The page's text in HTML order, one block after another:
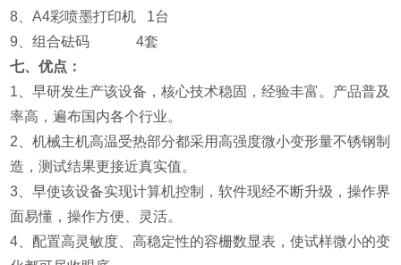
8、A4彩喷墨打印机 1台
9、组合砝码 4套
七、优点：
1、早研发生产该设备，核心技术稳固，经验丰富。产品普及
率高，遍布国内各个行业。
2、机械主机高温受热部分都采用高强度微小变形量不锈钢制
造，测试结果更接近真实值。
3、早使该设备实现计算机控制，软件现经不断升级，操作界
面易懂，操作方便、灵活。
4、配置高灵敏度、高稳定性的容栅数显表，使试样微小的变